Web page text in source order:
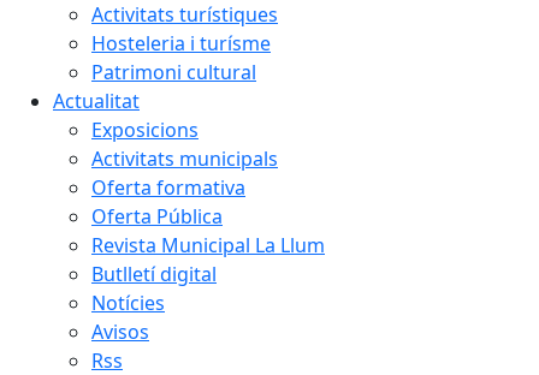
Activitats turístiques
Hosteleria i turísme
Patrimoni cultural
Actualitat
Exposicions
Activitats municipals
Oferta formativa
Oferta Pública
Revista Municipal La Llum
Butlletí digital
Notícies
Avisos
Rss